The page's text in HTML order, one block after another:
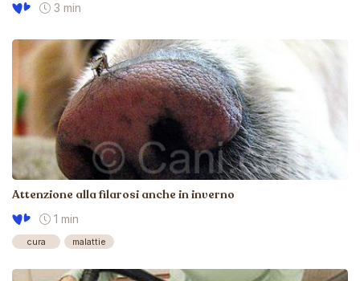
3 min
Attenzione alla filarosi anche in inverno
1 min
cura malattie